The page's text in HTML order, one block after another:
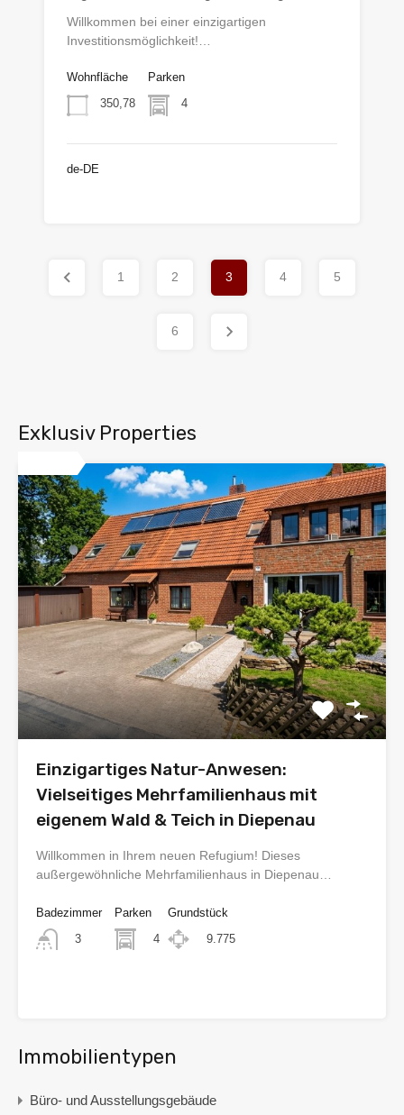
Willkommen bei einer einzigartigen
Investitionsmöglichkeit!…
Wohnfläche
350,78
Parken
4
de-DE
1 2 3 4 5
6
Exklusiv Properties
Einzigartiges Natur-Anwesen:
Vielseitiges Mehrfamilienhaus mit
eigenem Wald & Teich in Diepenau
Willkommen in Ihrem neuen Refugium! Dieses
außergewöhnliche Mehrfamilienhaus in Diepenau…
Badezimmer
3
Parken
4
Grundstück
9.775
Immobilientypen
Büro- und Ausstellungsgebäude